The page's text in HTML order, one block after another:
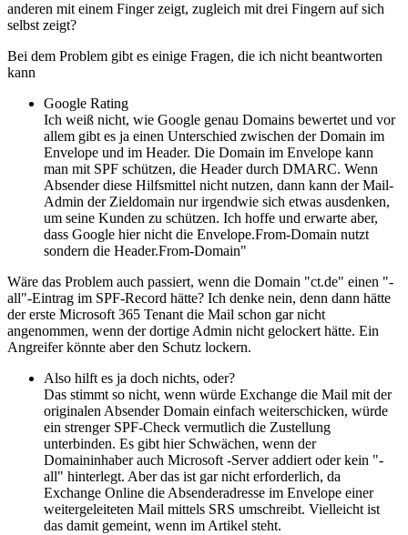
anderen mit einem Finger zeigt, zugleich mit drei Fingern auf sich
selbst zeigt?
Bei dem Problem gibt es einige Fragen, die ich nicht beantworten
kann
Google Rating
Ich weiß nicht, wie Google genau Domains bewertet und vor
allem gibt es ja einen Unterschied zwischen der Domain im
Envelope und im Header. Die Domain im Envelope kann
man mit SPF schützen, die Header durch DMARC. Wenn
Absender diese Hilfsmittel nicht nutzen, dann kann der Mail-
Admin der Zieldomain nur irgendwie sich etwas ausdenken,
um seine Kunden zu schützen. Ich hoffe und erwarte aber,
dass Google hier nicht die Envelope.From-Domain nutzt
sondern die Header.From-Domain"
Wäre das Problem auch passiert, wenn die Domain "ct.de" einen "-
all"-Eintrag im SPF-Record hätte? Ich denke nein, denn dann hätte
der erste Microsoft 365 Tenant die Mail schon gar nicht
angenommen, wenn der dortige Admin nicht gelockert hätte. Ein
Angreifer könnte aber den Schutz lockern.
Also hilft es ja doch nichts, oder?
Das stimmt so nicht, wenn würde Exchange die Mail mit der
originalen Absender Domain einfach weiterschicken, würde
ein strenger SPF-Check vermutlich die Zustellung
unterbinden. Es gibt hier Schwächen, wenn der
Domaininhaber auch Microsoft -Server addiert oder kein "-
all" hinterlegt. Aber das ist gar nicht erforderlich, da
Exchange Online die Absenderadresse im Envelope einer
weitergeleiteten Mail mittels SRS umschreibt. Vielleicht ist
das damit gemeint, wenn im Artikel steht.